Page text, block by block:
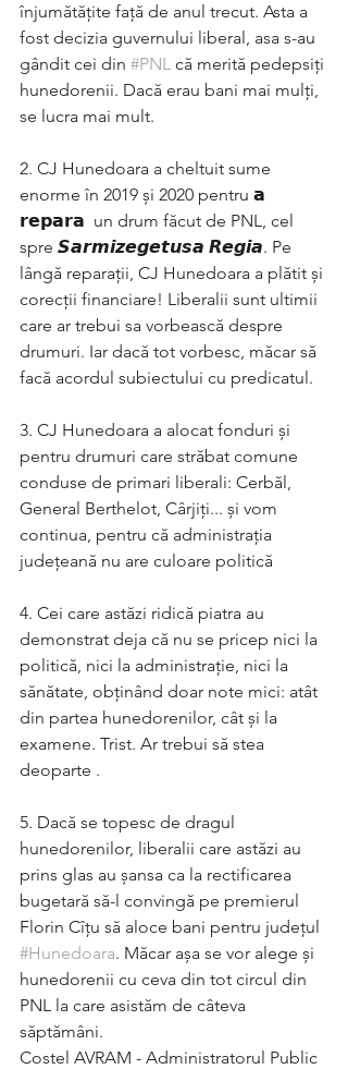
înjumătățite față de anul trecut. Asta a
fost decizia guvernului liberal, asa s-au
gândit cei din #PNL că merită pedepsiți
hunedorenii. Dacă erau bani mai mulți,
se lucra mai mult.
2. CJ Hunedoara a cheltuit sume
enorme în 2019 și 2020 pentru 𝗮
𝗿𝗲𝗽𝗮𝗿𝗮  un drum făcut de PNL, cel
spre 𝙎𝙖𝙧𝙢𝙞𝙯𝙚𝙜𝙚𝙩𝙪𝙨𝙖 𝙍𝙚𝙜𝙞𝙖. Pe
lângă reparații, CJ Hunedoara a plătit și
corecții financiare! Liberalii sunt ultimii
care ar trebui sa vorbească despre
drumuri. Iar dacă tot vorbesc, măcar să
facă acordul subiectului cu predicatul.
3. CJ Hunedoara a alocat fonduri și
pentru drumuri care străbat comune
conduse de primari liberali: Cerbăl,
General Berthelot, Cârjiți... și vom
continua, pentru că administrația
județeană nu are culoare politică
4. Cei care astăzi ridică piatra au
demonstrat deja că nu se pricep nici la
politică, nici la administrație, nici la
sănătate, obținând doar note mici: atât
din partea hunedorenilor, cât și la
examene. Trist. Ar trebui să stea
deoparte .
5. Dacă se topesc de dragul
hunedorenilor, liberalii care astăzi au
prins glas au șansa ca la rectificarea
bugetară să-l convingă pe premierul
Florin Cîțu să aloce bani pentru județul
#Hunedoara. Măcar așa se vor alege și
hunedorenii cu ceva din tot circul din
PNL la care asistăm de câteva
săptămâni.
Costel AVRAM - Administratorul Public